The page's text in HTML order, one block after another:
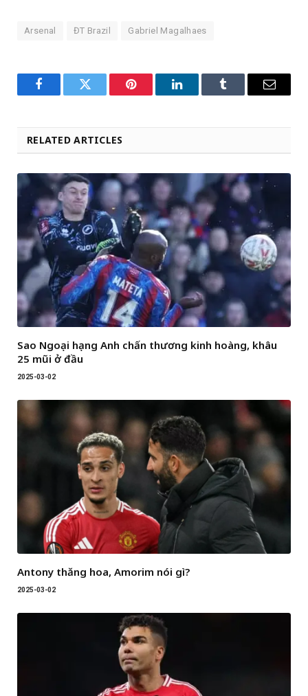
Arsenal ĐT Brazil Gabriel Magalhaes
FacebookTwitter Pinterest LinkedInTumblr Email
RELATED ARTICLES
Sao Ngoại hạng Anh chấn thương kinh hoàng, khâu
25 mũi ở đầu
2025-03-02
Antony thăng hoa, Amorim nói gì?
2025-03-02